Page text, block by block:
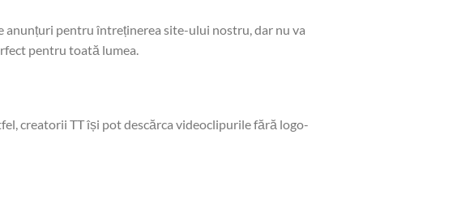
pentru întreținerea site-ului nostru, dar nu va
pentru toată lumea.
creatorii TT își pot descărca videoclipurile fără logo-